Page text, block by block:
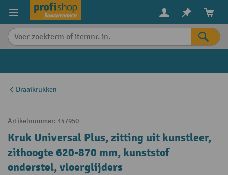
content
Draaikrukken
Artikelnummer: 147950
Kruk Universal Plus, zitting uit kunstleer,
zithoogte 620-870 mm, kunststof
onderstel, vloerglijders